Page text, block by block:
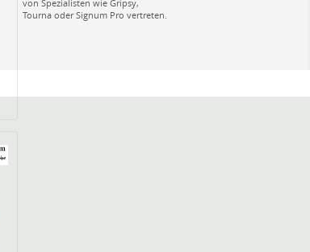
von Spezialisten wie Gripsy,
Tourna oder Signum Pro vertreten.